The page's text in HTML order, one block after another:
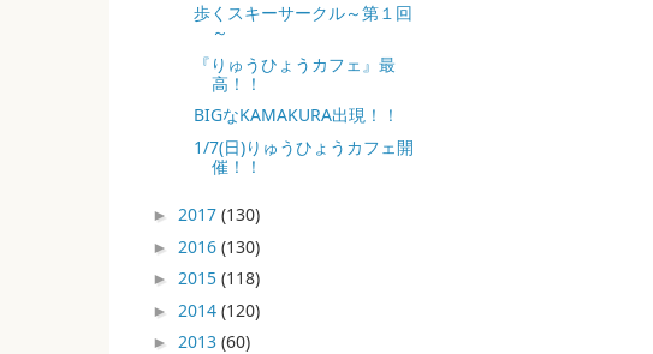
歩くスキーサークル～第１回
～
『りゅうひょうカフェ』最
高！！
BIGなKAMAKURA出現！！
1/7(日)りゅうひょうカフェ開
催！！
► 2017 (130)
► 2016 (130)
► 2015 (118)
► 2014 (120)
► 2013 (60)